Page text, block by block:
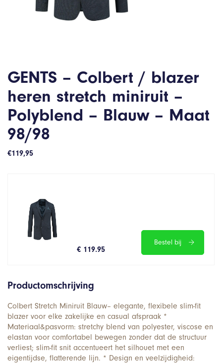
GENTS – Colbert / blazer
heren stretch miniruit –
Polyblend – Blauw – Maat
98/98
€119,95
€ 119.95
Bestel bij
Productomschrijving
Colbert Stretch Miniruit Blauw– elegante, flexibele slim-fit
blazer voor elke zakelijke en casual afspraak *
Materiaal&pasvorm: stretchy blend van polyester, viscose en
elastan voor comfortabel bewegen zonder dat de structuur
verliest; slim-fit snit accentueert het silhouet met een
eigentijdse, flatterende lijn. * Design en veelzijdigheid: